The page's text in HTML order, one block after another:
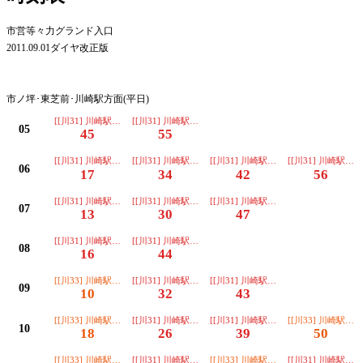
市営等々力グランド入口
2011.09.01ダイヤ改正版
市ノ坪･東芝前･川崎駅方面(平日)
05
[[川31] 川崎駅西口北行]
45
[[川31] 川崎駅西口北行]
55
06
[[川31] 川崎駅西口北行]
17
[[川31] 川崎駅西口北行]
34
[[川31] 川崎駅西口北行]
42
[[川31] 川崎駅西口
56
07
[[川31] 川崎駅西口北行]
13
[[川31] 川崎駅西口北行]
30
[[川31] 川崎駅西口北行]
47
08
[[川31] 川崎駅西口北行]
16
[[川31] 川崎駅西口北行]
44
09
[[川33] 川崎駅西口北行]
10
[[川31] 川崎駅西口北行]
32
[[川31] 川崎駅西口北行]
43
10
[[川33] 川崎駅西口北行]
18
[[川31] 川崎駅西口北行]
26
[[川31] 川崎駅西口北行]
39
[[川33] 川崎駅西口
50
[[川33] 川崎駅西口北行][[川31] 川崎駅西口北行][[川33] 川崎駅西口北行][[川31] 川崎駅西口